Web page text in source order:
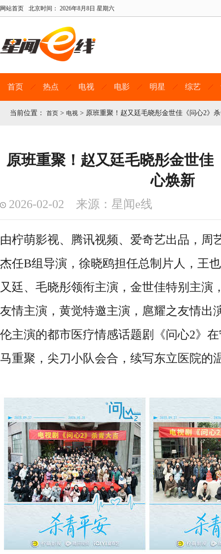
网站首页 北京时间： 2026年8月8日 星期六
首页 热点 电视 电影 明星 综艺
当前位置： 首页 > 电视 > 原班重聚！赵又廷毛晓彤金世佳《问心2》
原班重聚！赵又廷毛晓彤金世佳
心焕新
2026-02-02 来源：星闻e线
由柠萌影视、腾讯视频、爱奇艺出品，周
杰任B组导演，徐晓鸥担任总制片人，王
又廷、毛晓彤领衔主演，金世佳特别主演
友情主演，黄觉特邀主演，扈耀之友情出
伦主演的都市医疗情感话题剧《问心2》
马重聚，尖刀小队会合，续写东立医院的